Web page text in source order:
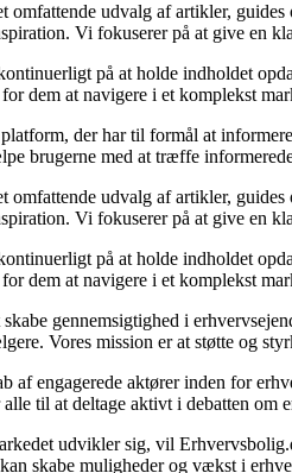
omfattende udvalg af artikler,
Vi fokuserer på at give en
på at holde indholdet
dem at navigere i et komplekst
der har til formål at
brugerne med at træffe
omfattende udvalg af artikler,
Vi fokuserer på at give en
på at holde indholdet
dem at navigere i et komplekst
gennemsigtighed i
Vores mission er at støtte og
af engagerede aktører inden for
til at deltage aktivt i debatten om
udvikler sig, vil
skabe muligheder og vækst i